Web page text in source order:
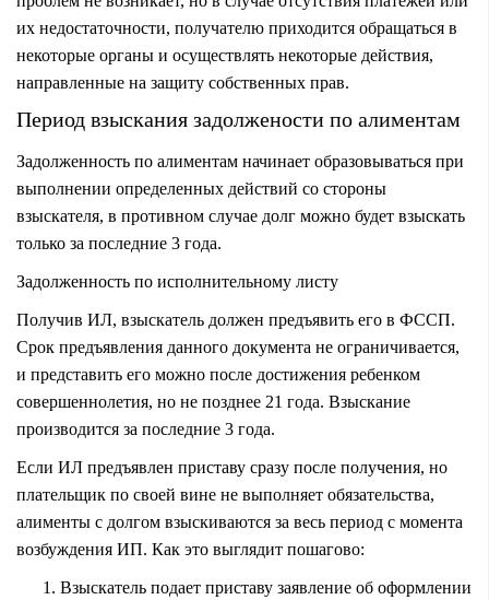
их недостаточности, получателю приходится обращаться в
некоторые органы и осуществлять некоторые действия,
направленные на защиту собственных прав.
Период взыскания задолжености по алиментам
Задолженность по алиментам начинает образовываться при
выполнении определенных действий со стороны
взыскателя, в противном случае долг можно будет взыскать
только за последние 3 года.
Задолженность по исполнительному листу
Получив ИЛ, взыскатель должен предъявить его в ФССП.
Срок предъявления данного документа не ограничивается,
и представить его можно после достижения ребенком
совершеннолетия, но не позднее 21 года. Взыскание
производится за последние 3 года.
Если ИЛ предъявлен приставу сразу после получения, но
плательщик по своей вине не выполняет обязательства,
алименты с долгом взыскиваются за весь период с момента
возбуждения ИП. Как это выглядит пошагово:
Взыскатель подает приставу заявление об оформлении